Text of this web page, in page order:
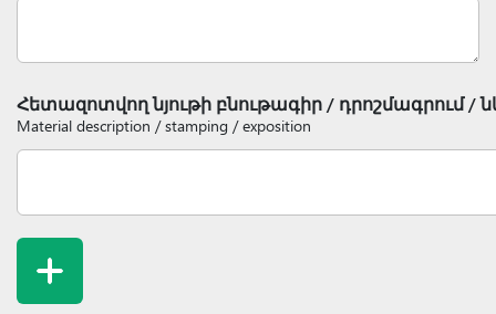
Հետազոտվող նյութի բնութագիր / դրոշմագրում /
Material description / stamping / exposition